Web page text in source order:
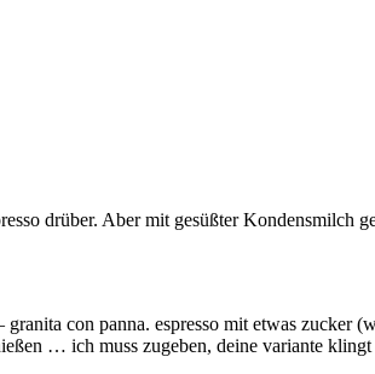
drüber. Aber mit gesüßter Kondensmilch
con panna. espresso mit etwas zucker
… ich muss zugeben, deine variante